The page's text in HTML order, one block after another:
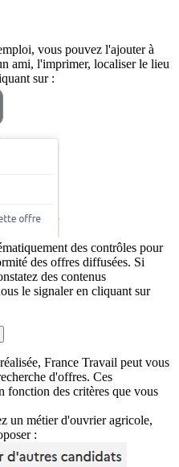
vous pouvez l'ajouter à
ami, l'imprimer, localiser le lieu
sur :
des contrôles pour
des offres diffusées. Si
des contenus
le signaler en cliquant sur
France Travail peut vous
d'offres. Ces
fonction des critères que vous
un métier d'ouvrier agricole,
: